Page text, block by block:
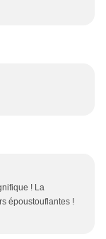
! La
époustouflantes !